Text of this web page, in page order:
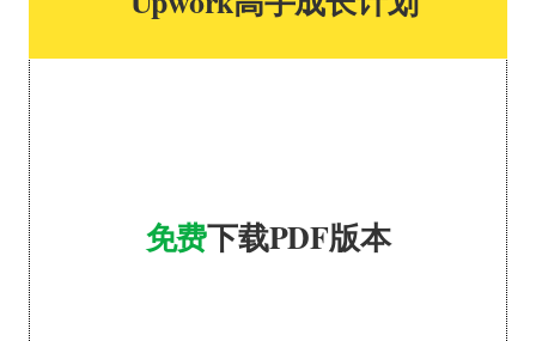
免费下载PDF版本